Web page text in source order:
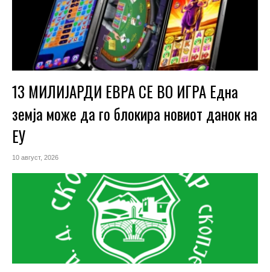
13 МИЛИЈАРДИ ЕВРА СЕ ВО ИГРА Една
земја може да го блокира новиот данок на
ЕУ
10 август, 2026